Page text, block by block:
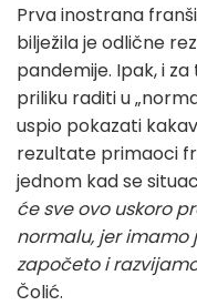
Prva inostrana
bilježila je odlične
pandemije. Ipak, i
priliku raditi u
uspio pokazati
rezultate primaoci
jednom kad se
će sve ovo uskoro
normalu, jer imamo
započeto i
Čolić.